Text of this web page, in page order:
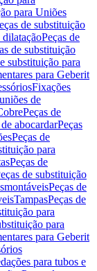
para Uniões
de substituição
dilataçãoPeças de
de substituição
substituição para
para Geberit
Fixações
de
Peças de
abocardarPeças
Peças de
para
Peças de
de substituição
Peças de
TampasPeças de
para
para
para Geberit
para tubos e